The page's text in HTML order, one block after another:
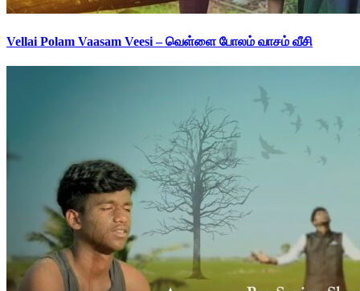
Vellai Polam Vaasam Veesi – வெள்ளை போலம் வாசம் வீசி